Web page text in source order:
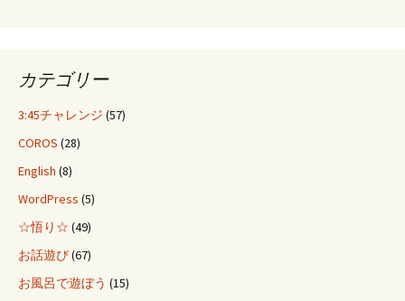
カテゴリー
3:45チャレンジ (57)
COROS (28)
English (8)
WordPress (5)
☆悟り☆ (49)
お話遊び(67)
お風呂で遊ぼう (15)